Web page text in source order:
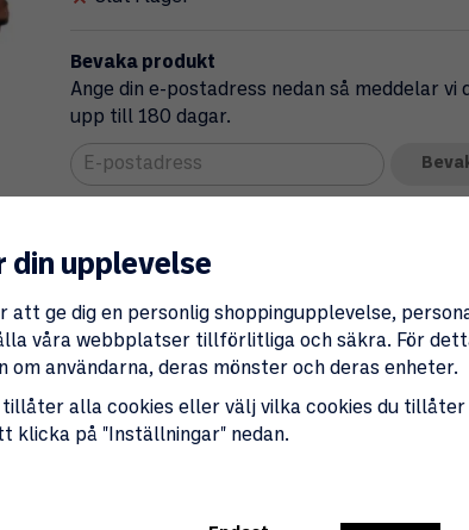
Bevaka produkt
Ange din e-postadress nedan så meddelar
upp till 180 dagar.
Produktbeskrivning
Träkoppen är en praktisk och stilren
Med sitt enkla men funktionella design är
Ergonomiskt handtag
Koppen är utrustad med ett handtag
grepp även när du är på språng.
din upplevelse
att ge dig en personlig shoppingupplevelse,
våra webbplatser tillförlitliga och säkra. För
om användarna, deras mönster och deras enheter.
tillåter alla cookies eller välj vilka cookies du tillåter
klicka på "Inställningar" nedan.